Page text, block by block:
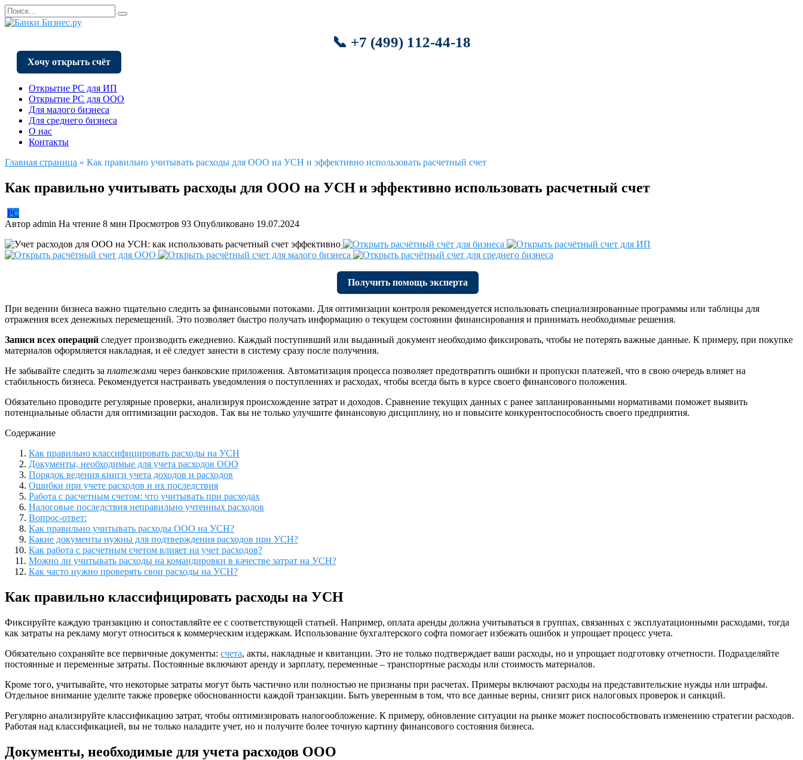
Перейти
к
Search
for:
📞 +7 (499) 112-44-18
Хочу открыть счёт
Открытие РС для ИП
Открытие РС для ООО
Для малого бизнеса
Для среднего бизнеса
О нас
Контакты
Главная страница » Как правильно учитывать расходы для ООО на УСН и эффективно использовать расчетный счет
Как правильно учитывать расходы для ООО на УСН и эффективно использовать расчетный счет
РС
Автор admin На чтение 8 мин Просмотров 93 Опубликовано 19.07.2024
Получить помощь эксперта
При ведении бизнеса важно тщательно следить за финансовыми потоками. Для оптимизации контроля рекомендуется использовать специализированные программы или таблицы для
отражения всех денежных перемещений. Это позволяет быстро получать информацию о текущем состоянии финансирования и принимать необходимые решения.
Записи всех операций следует производить ежедневно. Каждый поступивший или выданный документ необходимо фиксировать, чтобы не потерять важные данные. К примеру, при покупке
материалов оформляется накладная, и её следует занести в систему сразу после получения.
Не забывайте следить за платежами через банковские приложения. Автоматизация процесса позволяет предотвратить ошибки и пропуски платежей, что в свою очередь влияет на
стабильность бизнеса. Рекомендуется настраивать уведомления о поступлениях и расходах, чтобы всегда быть в курсе своего финансового положения.
Обязательно проводите регулярные проверки, анализируя происхождение затрат и доходов. Сравнение текущих данных с ранее запланированными нормативами поможет выявить
потенциальные области для оптимизации расходов. Так вы не только улучшите финансовую дисциплину, но и повысите конкурентоспособность своего предприятия.
Содержание
Как правильно классифицировать расходы на УСН
Документы, необходимые для учета расходов ООО
Порядок ведения книги учета доходов и расходов
Ошибки при учете расходов и их последствия
Работа с расчетным счетом: что учитывать при расходах
Налоговые последствия неправильно учтенных расходов
Вопрос-ответ:
Как правильно учитывать расходы ООО на УСН?
Какие документы нужны для подтверждения расходов при УСН?
Как работа с расчетным счетом влияет на учет расходов?
Можно ли учитывать расходы на командировки в качестве затрат на УСН?
Как часто нужно проверять свои расходы на УСН?
Как правильно классифицировать расходы на УСН
Фиксируйте каждую транзакцию и сопоставляйте ее с соответствующей статьей. Например, оплата аренды должна учитываться в группах, связанных с эксплуатационными расходами, тогда
как затраты на рекламу могут относиться к коммерческим издержкам. Использование бухгалтерского софта помогает избежать ошибок и упрощает процесс учета.
Обязательно сохраняйте все первичные документы: счета, акты, накладные и квитанции. Это не только подтверждает ваши расходы, но и упрощает подготовку отчетности. Подразделяйте
постоянные и переменные затраты. Постоянные включают аренду и зарплату, переменные – транспортные расходы или стоимость материалов.
Кроме того, учитывайте, что некоторые затраты могут быть частично или полностью не признаны при расчетах. Примеры включают расходы на представительские нужды или штрафы.
Отдельное внимание уделите также проверке обоснованности каждой транзакции. Быть уверенным в том, что все данные верны, снизит риск налоговых проверок и санкций.
Регулярно анализируйте классификацию затрат, чтобы оптимизировать налогообложение. К примеру, обновление ситуации на рынке может поспособствовать изменению стратегии расходов.
Работая над классификацией, вы не только наладите учет, но и получите более точную картину финансового состояния бизнеса.
Документы, необходимые для учета расходов ООО